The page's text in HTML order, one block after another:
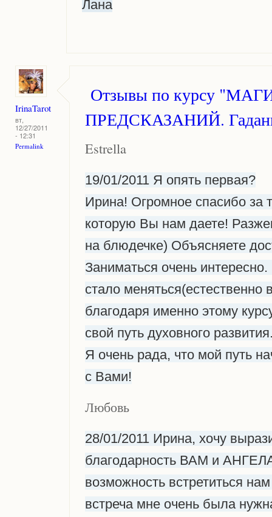
Лана
IrinaTarot
вт,
12/27/2011
- 12:31
Permalink
Отзывы по курсу
ПРЕДСКАЗАНИЙ.
Estrella
19/01/2011 Я опять первая?
Ирина! Огромное спасибо за
которую Вы нам даете!
на блюдечке) Объясняете
Заниматься очень
стало меняться(естественно
благодаря именно этому
свой путь духовного
Я очень рада, что мой путь
с Вами!
Любовь
28/01/2011 Ирина, хочу
благодарность ВАМ и
возможность встретиться
встреча мне очень была